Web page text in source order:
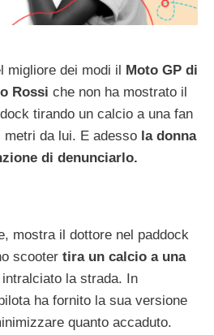
migliore dei modi il Moto GP di
Rossi che non ha mostrato il
tirando un calcio a una fan
da lui. E adesso la donna
di denunciarlo.
mostra il dottore nel paddock
scooter tira un calcio a una
la strada. In
ha fornito la sua versione
quanto accaduto.